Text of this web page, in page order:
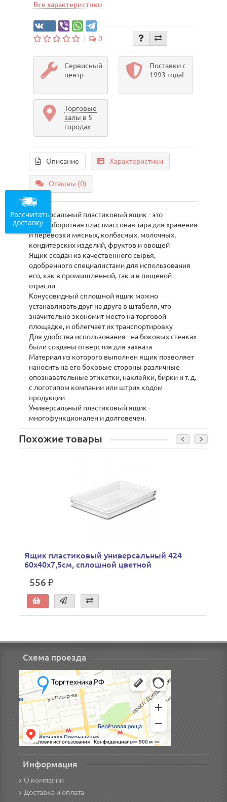
Все характеристики
0
Сервисный
центр
Поставки с
1993 года!
Торговые
залы в 5
городах
Описание Характеристики
Отзывы (0)
Универсальный пластиковый ящик - это
многооборотная пластмассовая тара для хранения
и перевозки мясных, колбасных, молочных,
кондитерских изделий, фруктов и овощей
Ящик создан из качественного сырья,
одобренного специалистами для использования
его, как в промышленной, так и в пищевой
отрасли
Конусовидный сплошной ящик можно
устанавливать друг на друга в штабеля, что
значительно экономит место на торговой
площадке, и облегчает их транспортировку
Для удобства использования - на боковых стенках
были созданы отверстия для захвата
Материал из которого выполнен ящик позволяет
наносить на его боковые стороны различные
опознавательные этикетки, наклейки, бирки и т. д.
с логотипом компании или штрих кодом
продукции
Универсальный пластиковый ящик -
многофункционален и долговечен.
Похожие товары
Ящик пластиковый универсальный 424
60х40х7,5см, сплошной цветной
556 ₽
Схема проезда
Информация
О компании
Доставка и оплата
Рассчитать
доставку